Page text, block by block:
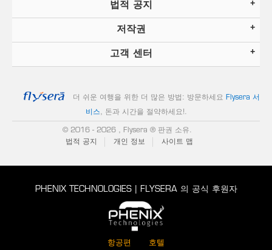
법적 공지
저작권
고객 센터
더 쉬운 여행을 위한 더 많은 방법: 방문하세요 Flysera 서
비스, 돈과 시간을 절약하세요!.
© 2016 - 2026 , Flysera ® 판권 소유.
법적 공지
개인 정보 사이트 맵
PHENIX TECHNOLOGIES | FLYSERA 의 공식 후원자
항공편 호텔